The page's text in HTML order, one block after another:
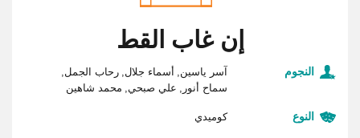
إن غاب القط
النجوم آسر ياسين أسماء جلال رحاب الجمل
سماح أنور
علي صبحي محمد شاهين
النوع كوميدي